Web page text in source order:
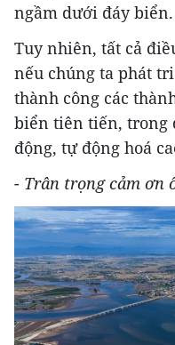
ngầm dưới đáy biển.
Tuy nhiên, tất cả
nếu chúng ta phát
thành công các
biển tiên tiến, trong
động, tự động hoá
- Trân trọng cảm ơn